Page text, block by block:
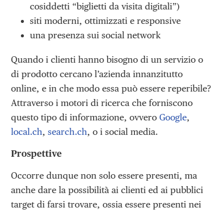
cosiddetti “biglietti da visita digitali”)
siti moderni, ottimizzati e responsive
una presenza sui social network
Quando i clienti hanno bisogno di un servizio o
di prodotto cercano l’azienda innanzitutto
online, e in che modo essa può essere reperibile?
Attraverso i motori di ricerca che forniscono
questo tipo di informazione, ovveroGoogle,
local.ch,search.ch, o i social media.
Prospettive
Occorre dunque non solo essere presenti, ma
anche dare la possibilità ai clienti ed ai pubblici
target di farsi trovare, ossia essere presenti nei